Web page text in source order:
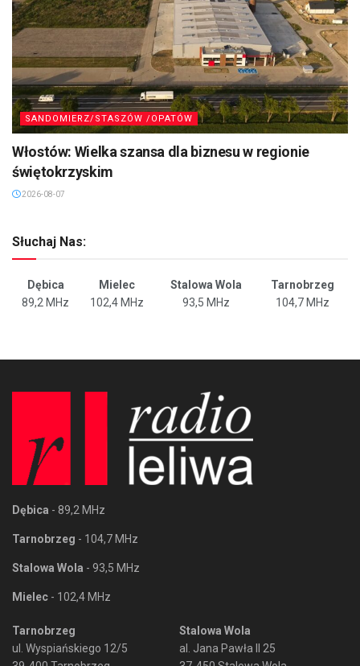
SANDOMIERZ/STASZÓW /OPATÓW
Włostów: Wielka szansa dla biznesu w regionie
świętokrzyskim
2026-08-07
Słuchaj Nas:
Dębica Mielec Stalowa Wola
Tarnobrzeg
89,2 MHz
102,4 MHz 93,5 MHz 104,7 MHz
Dębica - 89,2 MHz
Tarnobrzeg - 104,7 MHz
Stalowa Wola - 93,5 MHz
Mielec - 102,4 MHz
Tarnobrzeg
ul. Wyspiańskiego 12/5
Stalowa Wola
al. Jana Pawła II 25